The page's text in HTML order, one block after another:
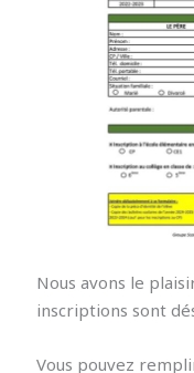
Nous avons le
inscriptions sont
Vous pouvez